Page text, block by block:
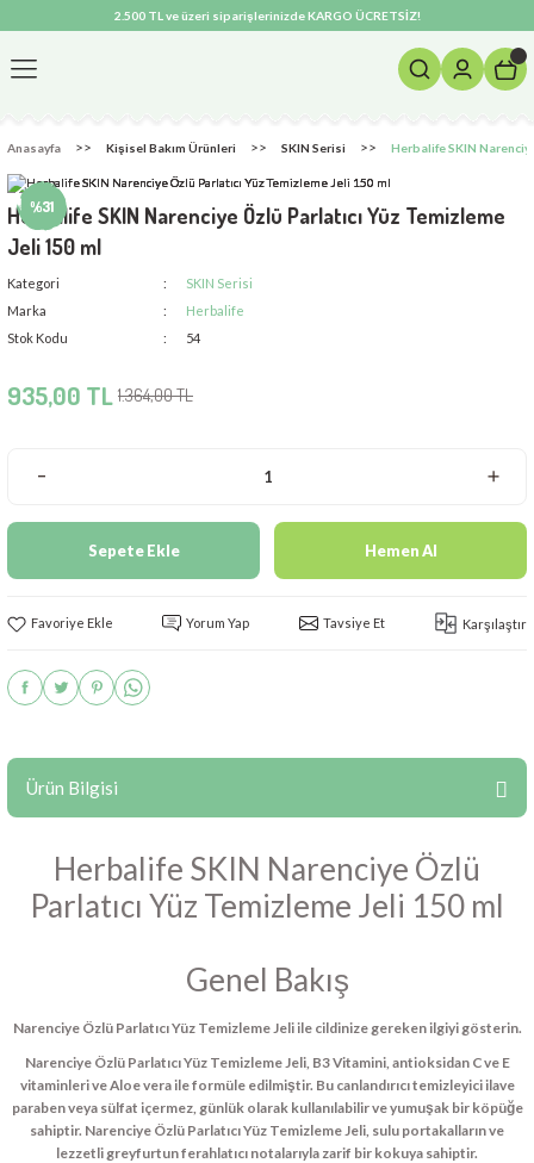
2.500 TL ve üzeri siparişlerinizde KARGO ÜCRETSİZ!
Geri Dön
Anasayfa Kişisel Bakım Ürünleri SKIN Serisi Herbalife SKIN
%31
Herbalife SKIN Narenciye Özlü Parlatıcı Yüz Temizleme
Jeli 150 ml
Kategori
SKIN Serisi
Marka
Herbalife
Stok Kodu
54
935,00 TL 1.364,00 TL
Sepete Ekle Hemen Al
Yorum Yap Tavsiye Et Karşılaştır
Ürün Bilgisi
Herbalife SKIN Narenciye Özlü
Parlatıcı Yüz Temizleme Jeli 150 ml
Genel Bakış
Narenciye Özlü Parlatıcı Yüz Temizleme Jeli ile cildinize gereken ilgiyi gösterin.
Narenciye Özlü Parlatıcı Yüz Temizleme Jeli, B3 Vitamini, antioksidan C ve E
vitaminleri ve Aloe vera ile formüle edilmiştir. Bu canlandırıcı temizleyici ilave
paraben veya sülfat içermez, günlük olarak kullanılabilir ve yumuşak bir köpüğe
sahiptir. Narenciye Özlü Parlatıcı Yüz Temizleme Jeli, sulu portakalların ve
lezzetli greyfurtun ferahlatıcı notalarıyla zarif bir kokuya sahiptir.